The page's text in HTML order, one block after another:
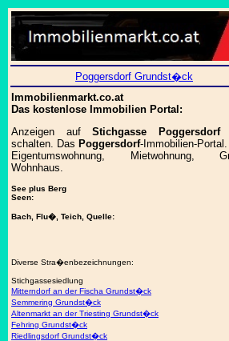
Poggersdorf Grundst�ck
Immobilienmarkt.co.at
Das kostenlose Immobilien Portal:
Anzeigen auf Stichgasse Poggersdorf
schalten. Das Poggersdorf-Immobilien-Portal.
Eigentumswohnung, Mietwohnung,
Wohnhaus.
See plus Berg
Seen:
Bach, Flu�, Teich, Quelle:
Diverse Stra�enbezeichnungen:
Stichgassesiedlung
Mitterndorf an der Fischa Grundst�ck
Semmering Grundst�ck
Altenmarkt an der Triesting Grundst�ck
Fehring Grundst�ck
Riedlingsdorf Grundst�ck